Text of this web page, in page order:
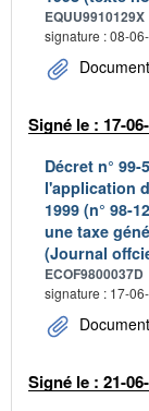
EQUU9910129X
signature : 08-
Signé le : 17-
Décret n°
l'application
1999 (n° 98-
une taxe
(Journal
ECOF9800037D
signature : 17-
Signé le : 21-